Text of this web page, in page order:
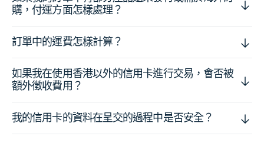
購，付運方面怎樣處理？
訂單中的運費怎樣計算？
如果我在使用香港以外的信用卡進行交易，會否被
額外徵收費用？
我的信用卡的資料在呈交的過程中是否安全？